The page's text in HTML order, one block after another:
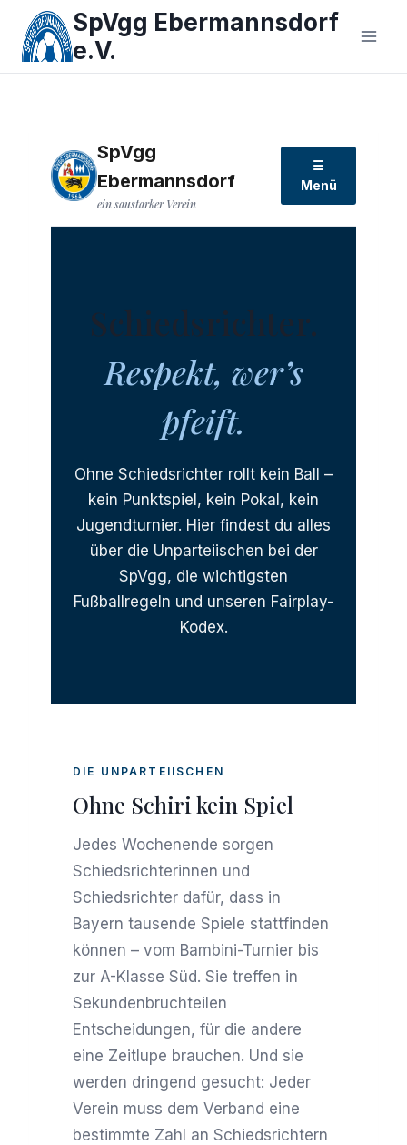
Inhalt
springen
SpVgg Ebermannsdorf
e.V.
SpVgg
Ebermannsdorf
ein saustarker Verein
☰
Menü
Schiedsrichter.
Respekt, wer’s
pfeift.
Ohne Schiedsrichter rollt kein Ball –
kein Punktspiel, kein Pokal, kein
Jugendturnier. Hier findest du alles
über die Unparteiischen bei der
SpVgg, die wichtigsten
Fußballregeln und unseren Fairplay-
Kodex.
DIE UNPARTEIISCHEN
Ohne Schiri kein Spiel
Jedes Wochenende sorgen
Schiedsrichterinnen und
Schiedsrichter dafür, dass in
Bayern tausende Spiele stattfinden
können – vom Bambini-Turnier bis
zur A-Klasse Süd. Sie treffen in
Sekundenbruchteilen
Entscheidungen, für die andere
eine Zeitlupe brauchen. Und sie
werden dringend gesucht: Jeder
Verein muss dem Verband eine
bestimmte Zahl an Schiedsrichtern